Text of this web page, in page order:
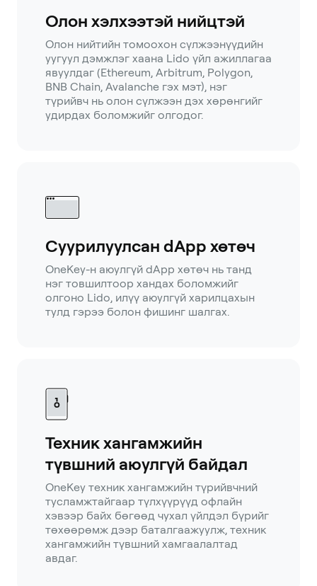
Олон хэлхээтэй нийцтэй
Олон нийтийн томоохон сүлжээнүүдийн
уугуул дэмжлэг хаана Lido үйл ажиллагаа
явуулдаг (Ethereum, Arbitrum, Polygon,
BNB Chain, Avalanche гэх мэт), нэг
түрийвч нь олон сүлжээн дэх хөрөнгийг
удирдах боломжийг олгодог.
Суурилуулсан dApp хөтөч
OneKey-н аюулгүй dApp хөтөч нь танд
нэг товшилтоор хандах боломжийг
олгоно Lido, илүү аюулгүй харилцахын
тулд гэрээ болон фишинг шалгах.
Техник хангамжийн
түвшний аюулгүй байдал
OneKey техник хангамжийн түрийвчний
тусламжтайгаар түлхүүрүүд офлайн
хэвээр байх бөгөөд чухал үйлдэл бүрийг
төхөөрөмж дээр баталгаажуулж, техник
хангамжийн түвшний хамгаалалтад
авдаг.